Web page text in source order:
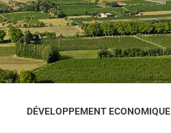
DÉVELOPPEMENT ECONOMIQUE